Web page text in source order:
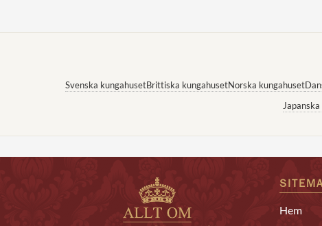
Svenska kungahusetBrittiska kungahusetNorska kungahuset
Hem